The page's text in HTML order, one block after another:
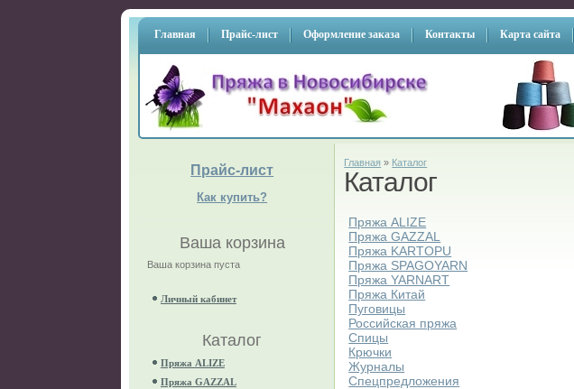
Главная Прайс-лист Оформление заказа Контакты Карта сайта
Прайс-лист
Как купить?
Ваша корзина
Ваша корзина пуста
Личный кабинет
Каталог
Пряжа ALIZE
Пряжа GAZZAL
Главная » Каталог
Каталог
Пряжа ALIZE
Пряжа GAZZAL
Пряжа KARTOPU
Пряжа SPAGOYARN
Пряжа YARNART
Пряжа Китай
Пуговицы
Российская пряжа
Спицы
Крючки
Журналы
Спецпредложения